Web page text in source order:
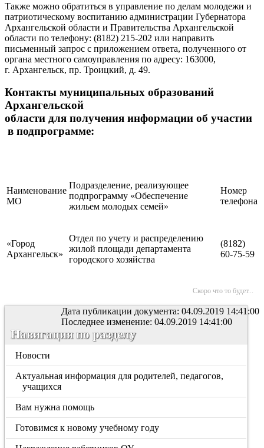
Также можно обратиться в управление по делам молодежи и
патриотическому воспитанию администрации Губернатора
Архангельской области и Правительства Архангельской
области по телефону: (8182) 215-202 или направить
письменный запрос с приложением ответа, полученного от
органа местного самоуправления по адресу: 163000,
г. Архангельск, пр. Троицкий, д. 49.
Контакты муниципальных образований
Архангельской
области для получения информации об участии
в подпрограмме:
Наименование
МО
Подразделение, реализующее
подпрограмму «Обеспечение
жильем молодых семей»
Номер
телефона
«Город
Архангельск»
Отдел по учету и распределению
жилой площади департамента
городского хозяйства
(8182)
60-75-59
Скоро что то будет...
Дата публикации документа: 04.09.2019 14:41:00
Последнее изменение: 04.09.2019 14:41:00
Навигация по разделу
Новости
Актуальная информация для родителей, педагогов,
учащихся
Вам нужна помощь
Готовимся к новому учебному году